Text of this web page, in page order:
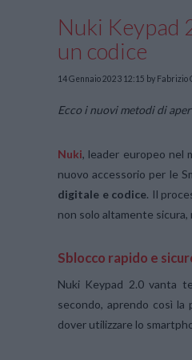
Nuki Keypad
un codice
14 Gennaio 2023 12:15 by Fabrizio
Ecco i nuovi metodi di
Nuki, leader europeo nel
nuovo accessorio per le
digitale e codice. Il
non solo altamente
Sblocco rapido e
Nuki Keypad 2.0 vanta
secondo, aprendo così
dover utilizzare lo